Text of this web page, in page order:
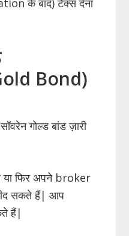
Bond)
गोल्ड बांड ज़ारी
फिर अपने broker
सकते हैं| आप
हैं|